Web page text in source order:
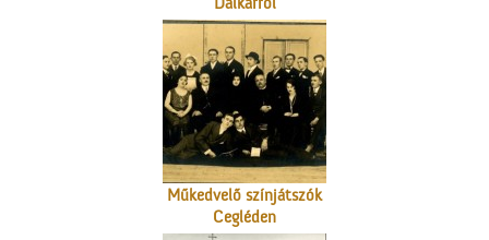
Műkedvelő színjátszók
Cegléden